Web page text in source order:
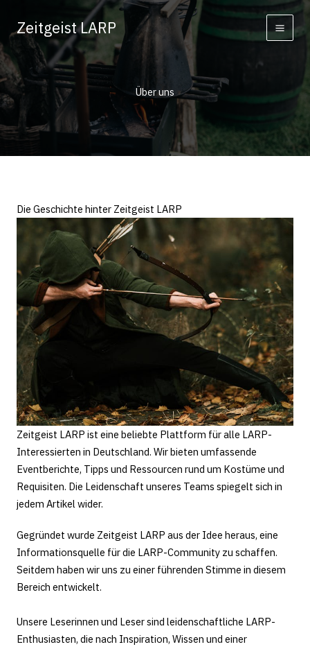
Inhalt
springen
Zeitgeist LARP
Über uns
Die Geschichte hinter Zeitgeist LARP
Zeitgeist LARP ist eine beliebte Plattform für alle LARP-
Interessierten in Deutschland. Wir bieten umfassende
Eventberichte, Tipps und Ressourcen rund um Kostüme und
Requisiten. Die Leidenschaft unseres Teams spiegelt sich in
jedem Artikel wider.
Gegründet wurde Zeitgeist LARP aus der Idee heraus, eine
Informationsquelle für die LARP-Community zu schaffen.
Seitdem haben wir uns zu einer führenden Stimme in diesem
Bereich entwickelt.
Unsere Leserinnen und Leser sind leidenschaftliche LARP-
Enthusiasten, die nach Inspiration, Wissen und einer